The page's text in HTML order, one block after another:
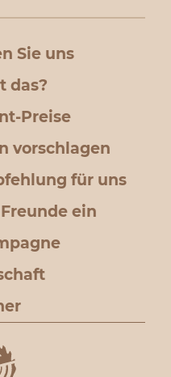
Sie uns
das?
Preise
vorschlagen
für uns
ein